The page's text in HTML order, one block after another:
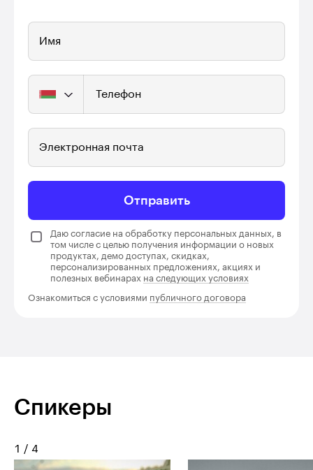
Имя
Телефон
Электронная почта
Отправить
Даю согласие на обработку персональных данных, в
том числе с целью получения информации о новых
продуктах, демо доступах, скидках,
персонализированных предложениях, акциях и
полезных вебинарах на следующих условиях
Ознакомиться с условиями публичного договора
Спикеры
1 / 4